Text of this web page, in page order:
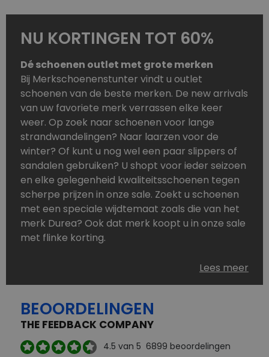
NU KORTINGEN TOT 60%
Dé schoenen outlet met grote merken
Bij Merkschoenenstunter vindt u outlet
schoenen van de beste merken. De new arrivals
van uw favoriete merk verrassen elke keer
weer. Op zoek naar schoenen voor lange
strandwandelingen? Naar laarzen voor de
winter? Of kunt u nog wel een paar slippers of
sandalen gebruiken? U shopt voor ieder seizoen
en elke gelegenheid kwaliteitsschoenen tegen
scherpe prijzen in onze sale. Zoekt u schoenen
met een speciale wijdtemaat zoals die van het
merk Durea? Ook dat merk koopt u in onze sale
met flinke korting.
Schoenen heeft u nooit genoeg. Goedkope
schoenen, maar dus wel van topmerken,
aanbod is zo compleet dat u altijd wel een
passend paar vindt.
Welke schoenmerken vindt u in onze online
Lees meer
BEOORDELINGEN
THE FEEDBACK COMPANY
4.5 van 5 6899 beoordelingen